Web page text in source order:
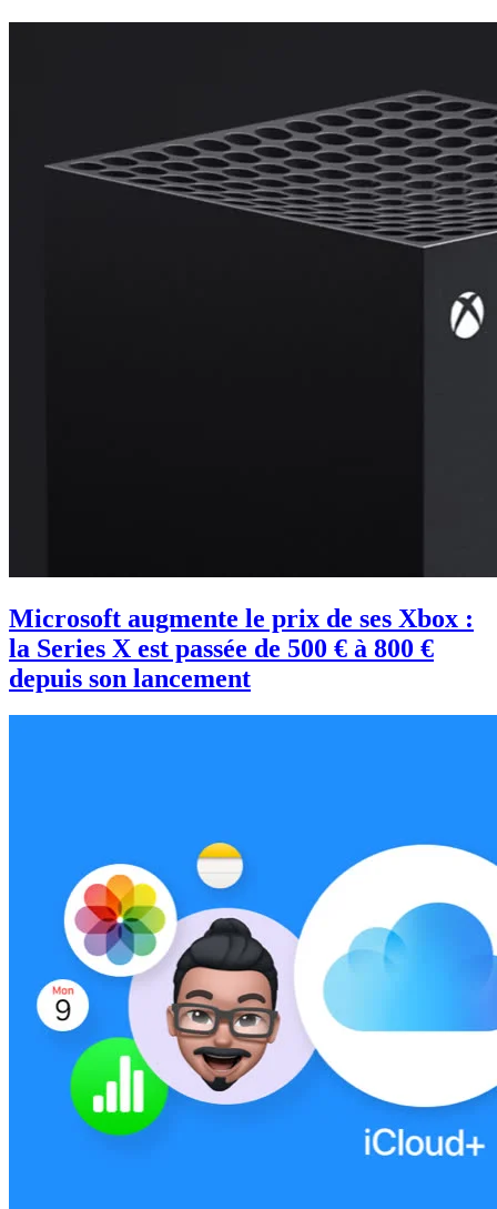
Microsoft augmente le prix de ses Xbox :
la Series X est passée de 500 € à 800 €
depuis son lancement